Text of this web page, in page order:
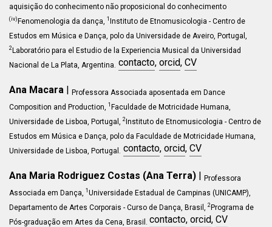
aquisição do conhecimento não proposicional do conhecimento
(iv)Fenomenologia da dança, 1 Instituto de Etnomusicologia - Centro de
Estudos em Música e Dança, polo da Universidade de Aveiro, Portugal,
2Laboratório para el Estudio de la Experiencia Musical da Universidad
Nacional de La Plata, Argentina. contacto, orcid, CV
Ana Macara | Professora Associada aposentada em Dance
Composition and Production, 1 Faculdade de Motricidade Humana,
Universidade de Lisboa, Portugal, 2Instituto de Etnomusicologia - Centro de
Estudos em Música e Dança, polo da Faculdade de Motricidade Humana,
Universidade de Lisboa, Portugal. contacto, orcid, CV
Ana Maria Rodriguez Costas (Ana Terra) | Professora
Associada em Dança, 1 Universidade Estadual de Campinas (UNICAMP),
Departamento de Artes Corporais - Curso de Dança, Brasil, 2Programa de
Pós-graduação em Artes da Cena, Brasil . contacto, orcid, CV